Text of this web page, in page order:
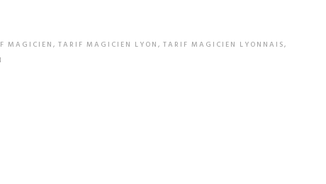
MAGICIEN, TARIF MAGICIEN LYON, TARIF MAGICIEN LYONNAIS,